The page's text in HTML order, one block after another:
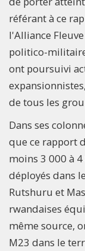
référant à ce
l'Alliance
politico-
ont poursuivi
de tous les
Dans ses
que ce rapport
moins 3 000 à
déployés dans
Rutshuru et
rwandaises
même source,
M23 dans le